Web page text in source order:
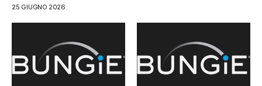
25 GIUGNO 2026